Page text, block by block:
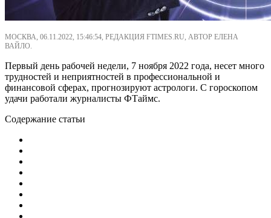
МОСКВА, 06.11.2022, 15:46:54, РЕДАКЦИЯ FTIMES.RU, АВТОР ЕЛЕНА
ВАЙЛО.
Первый день рабочей недели, 7 ноября 2022 года, несет много
трудностей и неприятностей в профессиональной и
финансовой сферах, прогнозируют астрологи. С гороскопом
удачи работали журналисты ФТаймс.
Содержание статьи